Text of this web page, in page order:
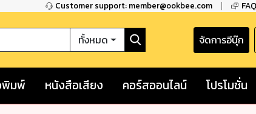
Customer support: member@ookbee.com FAQ
ทั้งหมด จัดการอีบุ๊ก
พิมพ์ หนังสือเสียง คอร์สออนไลน์ โปรโมชั่น